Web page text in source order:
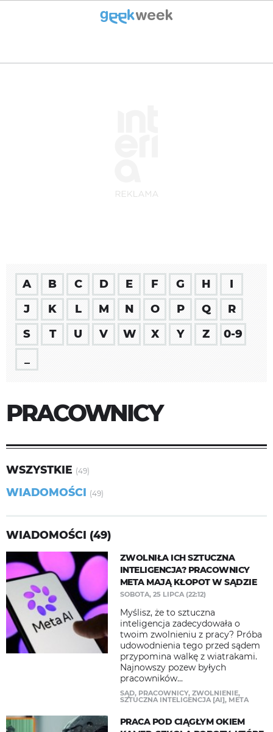
A B C D E F G H
I
J
K L M N O P Q
R
S
T U V W X Y Z
0-9
PRACOWNICY
WSZYSTKIE (49)
WIADOMOŚCI (49)
WIADOMOŚCI (49)
ZWOLNIŁA ICH SZTUCZNA
INTELIGENCJA? PRACOWNICY
META MAJĄ KŁOPOT W SĄDZIE
SOBOTA, 25 LIPCA (22:12)
Myślisz, że to sztuczna
inteligencja zadecydowała o
twoim zwolnieniu z pracy? Próba
udowodnienia tego przed sądem
przypomina walkę z wiatrakami.
Najnowszy pozew byłych
pracowników...
SĄD, PRACOWNICY, ZWOLNIENIE,
SZTUCZNA INTELIGENCJA [AI], META
PRACA POD CIĄGŁYM OKIEM